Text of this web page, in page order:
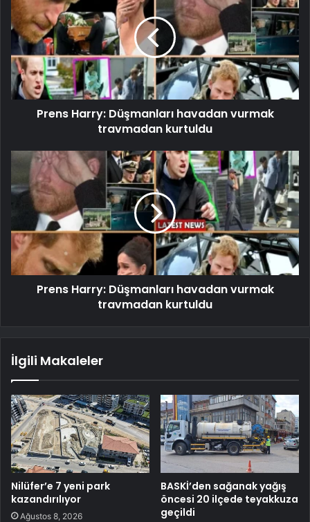
Prens Harry: Düşmanları havadan vurmak
travmadan kurtuldu
Prens Harry: Düşmanları havadan vurmak
travmadan kurtuldu
İlgili Makaleler
Nilüfer’e 7 yeni park
kazandırılıyor
Ağustos 8, 2026
BASKİ’den sağanak yağış
öncesi 20 ilçede teyakkuza
geçildi